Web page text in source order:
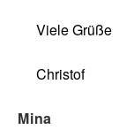
Viele Grüße
Christof
Mina